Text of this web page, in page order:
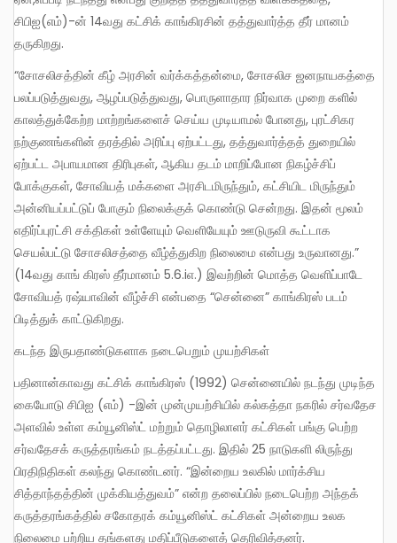
சிபிஐ(எம்)-ன் 14வது கட்சிக் காங்கிரசின் தத்துவார்த்த தீர் மானம்
தருகிறது.
“சோசலிசத்தின் கீழ் அரசின் வர்க்கத்தன்மை, சோசலிச ஜனநாயகத்தை
பலப்படுத்துவது, ஆழப்படுத்துவது, பொருளாதார நிர்வாக முறை களில்
காலத்துக்கேற்ற மாற்றங்களைச் செய்ய முடியாமல் போனது, புரட்சிகர
நற்குணங்களின் தரத்தில் அரிப்பு ஏற்பட்டது, தத்துவார்த்தத் துறையில்
ஏற்பட்ட அபாயமான திரிபுகள், ஆகிய தடம் மாறிப்போன நிகழ்ச்சிப்
போக்குகள், சோவியத் மக்களை அரசிடமிருந்தும், கட்சியிட மிருந்தும்
அன்னியப்பட்டுப் போகும் நிலைக்குக் கொண்டு சென்றது. இதன் மூலம்
எதிர்ப்புரட்சி சக்திகள் உள்ளேயும் வெளியேயும் ஊடுருவி கூட்டாக
செயல்பட்டு சோசலிசத்தை வீழ்த்துகிற நிலைமை என்பது உருவானது.”
(14வது காங் கிரஸ் தீர்மானம் 5.6.iஎ.) இவற்றின் மொத்த வெளிப்பாடே
சோவியத் ரஷ்யாவின் வீழ்ச்சி என்பதை “சென்னை” காங்கிரஸ் படம்
பிடித்துக் காட்டுகிறது.
கடந்த இருபதாண்டுகளாக நடைபெறும் முயற்சிகள்
பதினான்காவது கட்சிக் காங்கிரஸ் (1992) சென்னையில் நடந்து முடிந்த
கையோடு சிபிஐ (எம்) -இன் முன்முயற்சியில் கல்கத்தா நகரில் சர்வதேச
அளவில் உள்ள கம்யூனிஸ்ட் மற்றும் தொழிலாளர் கட்சிகள் பங்கு பெற்ற
சர்வதேசக் கருத்தரங்கம் நடத்தப்பட்டது. இதில் 25 நாடுகளி லிருந்து
பிரதிநிதிகள் கலந்து கொண்டனர். “இன்றைய உலகில் மார்க்சிய
சித்தாந்தத்தின் முக்கியத்துவம்” என்ற தலைப்பில் நடைபெற்ற அந்தக்
கருத்தரங்கத்தில் சகோதரக் கம்யூனிஸ்ட் கட்சிகள் அன்றைய உலக
நிலைமை பற்றிய தங்களது மதிப்பீடுகளைத் தெரிவித்தனர்.